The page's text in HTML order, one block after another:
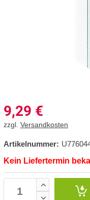
9,29 €
zzgl. Versandkosten
Artikelnummer:
Kein Liefertermin